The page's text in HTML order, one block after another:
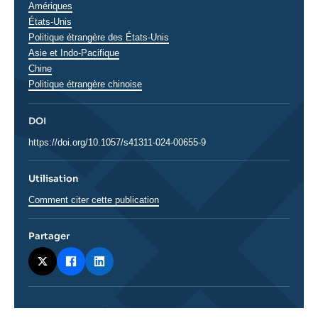
Régions
Amériques
États-Unis
Politique étrangère des États-Unis
Asie et Indo-Pacifique
Chine
Politique étrangère chinoise
DOI
DOI
https://doi.org/10.1057/s41311-024-00655-9
Utilisation
Comment citer cette publication
Partager